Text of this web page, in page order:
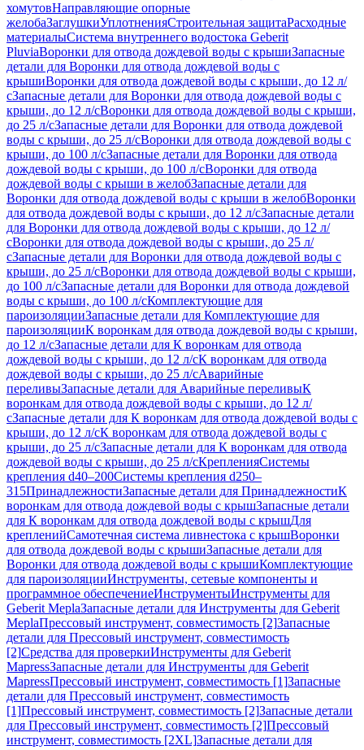
хомутовНаправляющие опорные
желобаЗаглушкиУплотненияСтроительная защитаРасходные
материалыСистема внутреннего водостока Geberit
PluviaВоронки для отвода дождевой воды с крышиЗапасные
детали для Воронки для отвода дождевой воды с
крышиВоронки для отвода дождевой воды с крыши, до 12 л/
сЗапасные детали для Воронки для отвода дождевой воды с
крыши, до 12 л/сВоронки для отвода дождевой воды с крыши,
до 25 л/сЗапасные детали для Воронки для отвода дождевой
воды с крыши, до 25 л/сВоронки для отвода дождевой воды с
крыши, до 100 л/сЗапасные детали для Воронки для отвода
дождевой воды с крыши, до 100 л/сВоронки для отвода
дождевой воды с крыши в желобЗапасные детали для
Воронки для отвода дождевой воды с крыши в желобВоронки
для отвода дождевой воды с крыши, до 12 л/сЗапасные детали
для Воронки для отвода дождевой воды с крыши, до 12 л/
сВоронки для отвода дождевой воды с крыши, до 25 л/
сЗапасные детали для Воронки для отвода дождевой воды с
крыши, до 25 л/сВоронки для отвода дождевой воды с крыши,
до 100 л/сЗапасные детали для Воронки для отвода дождевой
воды с крыши, до 100 л/сКомплектующие для
пароизоляцииЗапасные детали для Комплектующие для
пароизоляцииК воронкам для отвода дождевой воды с крыши,
до 12 л/сЗапасные детали для К воронкам для отвода
дождевой воды с крыши, до 12 л/сК воронкам для отвода
дождевой воды с крыши, до 25 л/сАварийные
переливыЗапасные детали для Аварийные переливыК
воронкам для отвода дождевой воды с крыши, до 12 л/
сЗапасные детали для К воронкам для отвода дождевой воды с
крыши, до 12 л/сК воронкам для отвода дождевой воды с
крыши, до 25 л/сЗапасные детали для К воронкам для отвода
дождевой воды с крыши, до 25 л/сКрепленияСистемы
крепления d40–200Системы крепления d250–
315ПринадлежностиЗапасные детали для ПринадлежностиК
воронкам для отвода дождевой воды с крышЗапасные детали
для К воронкам для отвода дождевой воды с крышДля
крепленийСамотечная система ливнестока с крышВоронки
для отвода дождевой воды с крышиЗапасные детали для
Воронки для отвода дождевой воды с крышиКомплектующие
для пароизоляцииИнструменты, сетевые компоненты и
программное обеспечениеИнструментыИнструменты для
Geberit MeplaЗапасные детали для Инструменты для Geberit
MeplaПрессовый инструмент, совместимость [2]Запасные
детали для Прессовый инструмент, совместимость
[2]Средства для проверкиИнструменты для Geberit
MapressЗапасные детали для Инструменты для Geberit
MapressПрессовый инструмент, совместимость [1]Запасные
детали для Прессовый инструмент, совместимость
[1]Прессовый инструмент, совместимость [2]Запасные детали
для Прессовый инструмент, совместимость [2]Прессовый
инструмент, совместимость [2XL]Запасные детали для